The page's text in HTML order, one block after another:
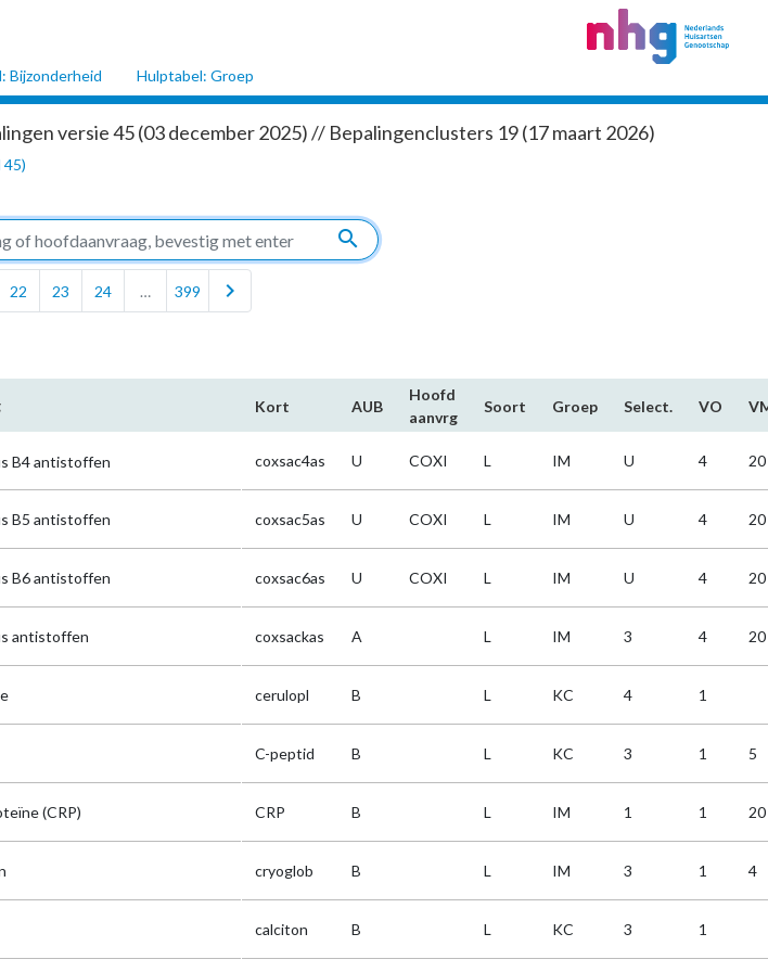
Bijzonderheid Hulptabel: Groep
versie 45 (03 december 2025) // Bepalingenclusters 19 (17 maart 2026)
search
22 23 24 … 399 chevron_right
Kort AUB
Hoofd​
aanvrg
Soort Groep Select. VO
B4 antistoffen coxsac4as U COXI L IM U 4 20
B5 antistoffen coxsac5as U COXI L IM U 4 20
B6 antistoffen coxsac6as U COXI L IM U 4 20
antistoffen coxsackas A L IM 3 4 20
cerulopl B L KC 4 1
C-peptid B L KC 3 1 5
(CRP) CRP B L IM 1 1 20
cryoglob B L IM 3 1 4
calciton B L KC 3 1